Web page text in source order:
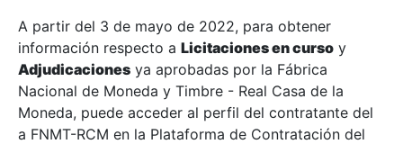
Erakutsi/Ezkutatu
Erakutsi/Ezkutatu
Erakutsi/Ezkutatu
A partir del 3 de mayo de 2022, para obtener
información respecto a Licitaciones en curso y
Adjudicaciones ya aprobadas por la Fábrica
Nacional de Moneda y Timbre - Real Casa de la
Moneda, puede acceder al perfil del contratante del
a FNMT-RCM en la Plataforma de Contratación del